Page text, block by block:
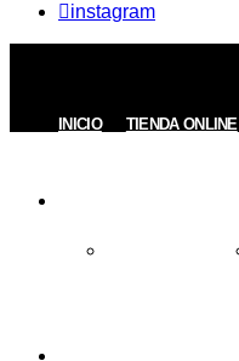
instagram
Artesanos
INICIO TIENDA ONLINE